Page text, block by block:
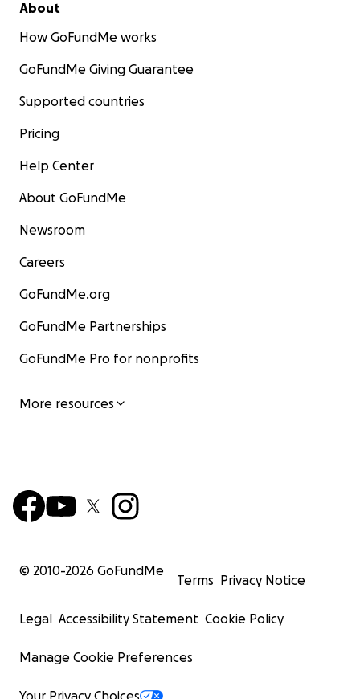
About
How GoFundMe works
GoFundMe Giving Guarantee
Supported countries
Pricing
Help Center
About GoFundMe
Newsroom
Careers
GoFundMe.org
GoFundMe Partnerships
GoFundMe Pro for nonprofits
More resources
© 2010-2026 GoFundMe
Terms Privacy Notice
Legal Accessibility Statement Cookie Policy
Manage Cookie Preferences
Your Privacy Choices